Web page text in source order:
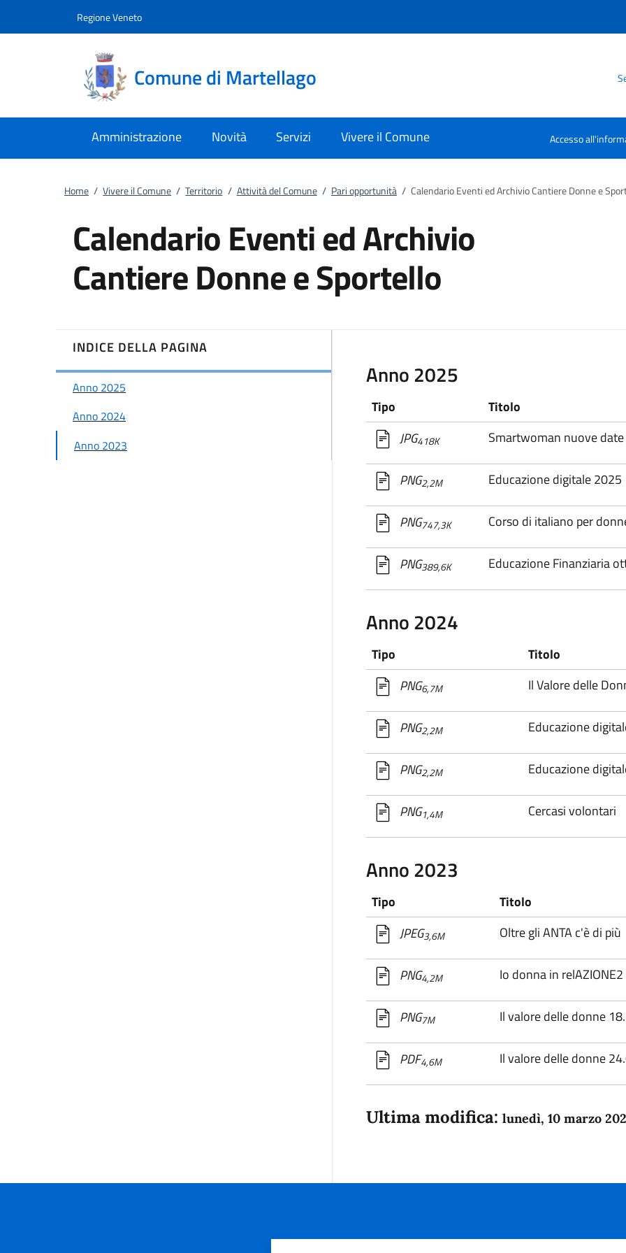
Regione Veneto
Comune di Martellago
Amministrazione Novità Servizi Vivere il Comune Accesso
Home / Vivere il Comune / Territorio / Attività del Comune / Pari opportunità / Calendario Eventi ed Archivio Cantiere Donne e
Calendario Eventi ed Archivio
Cantiere Donne e Sportello
INDICE DELLA PAGINA
Anno 2025
Anno 2024
Anno 2023
Anno 2025
Tipo
Titolo
JPG418K Smartwoman nuove
PNG2,2M Educazione digitale 2025
PNG747,3K Corso di italiano per
PNG389,6K Educazione Finanziaria
Anno 2024
Tipo
Titolo
PNG6,7M Il Valore delle
PNG2,2M Educazione
PNG2,2M Educazione
PNG1,4M Cercasi volontari
Anno 2023
Tipo
Titolo
JPEG3,6M Oltre gli ANTA c'è di più
PNG4,2M Io donna in relAZIONE2
PNG7M Il valore delle donne
PDF4,6M Il valore delle donne
Ultima modifica: lunedì, 10 marzo